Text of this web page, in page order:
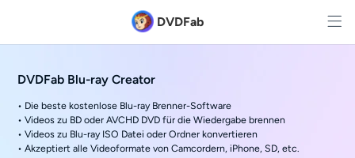
DVDFab
DVDFab Blu-ray Creator
• Die beste kostenlose Blu-ray Brenner-Software
• Videos zu BD oder AVCHD DVD für die Wiedergabe brennen
• Videos zu Blu-ray ISO Datei oder Ordner konvertieren
• Akzeptiert alle Videoformate von Camcordern, iPhone, SD, etc.